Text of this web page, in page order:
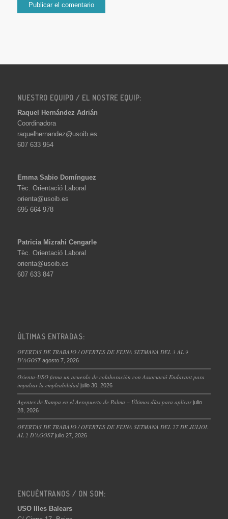
NUESTRO EQUIPO / EL NOSTRE EQUIP:
Raquel Hernández Adrián
Coordinadora
raquelhernandez@usoib.es
607 633 954
Emma Sabio Domínguez
Tèc. Orientació Laboral
orienta@usoib.es
695 664 978
Patricia Mizrahi Cengarle
Tèc. Orientació Laboral
orienta@usoib.es
607 633 847
ÚLTIMAS ENTRADAS:
OFERTAS DE TRABAJO / OFERTES DE FEINA SETMANA DEL 3 AL 9
D’AGOST agosto 7, 2026
Orienta-USO firma un acuerdo de colaboración con Associació Endavant para
impulsar la empleabilidad julio 30, 2026
Agentes de Rampa en el Aeropuerto de Palma – Últimos días para aplicar julio
28, 2026
OFERTAS DE TRABAJO / OFERTES DE FEINA SETMANA DEL 27 DE JULIOL
AL 2 D’AGOST julio 27, 2026
ENCUÉNTRANOS / ON SOM:
USO Illes Balears